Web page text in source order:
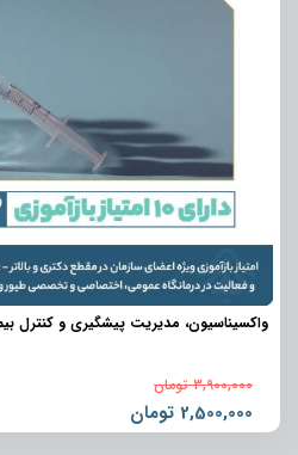
واکسیناسیون، مدیریت پیشگیری و کنترل
3,900,000 تومان
2,500,000 تومان